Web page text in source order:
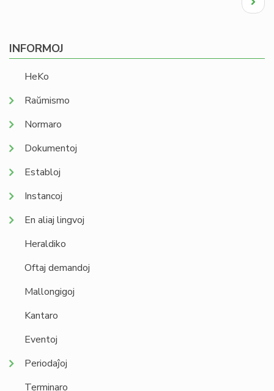
page
INFORMOJ
HeKo
Raŭmismo
Normaro
Dokumentoj
Establoj
Instancoj
En aliaj lingvoj
Heraldiko
Oftaj demandoj
Mallongigoj
Kantaro
Eventoj
Periodaĵoj
Terminaro